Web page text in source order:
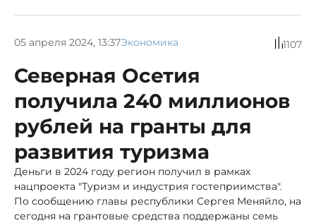
05 апреля 2024, 13:37Экономика 1107
Северная Осетия
получила 240 миллионов
рублей на гранты для
развития туризма
Деньги в 2024 году регион получил в рамках
нацпроекта "Туризм и индустрия гостеприимства".
По сообщению главы республики Сергея Меняйло, на
сегодня на грантовые средства поддержаны семь